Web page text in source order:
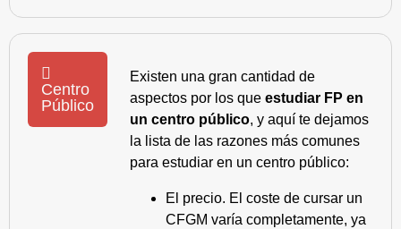
Centro
Público
Existen una gran cantidad de
aspectos por los que estudiar FP en
un centro público, y aquí te dejamos
la lista de las razones más comunes
para estudiar en un centro público:
El precio. El coste de cursar un
CFGM varía completamente, ya